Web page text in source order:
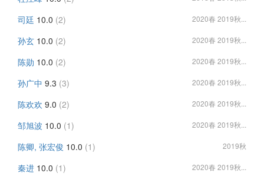
司廷 10.0 (2) 2020春 2019秋...
孙玄 10.0 (2) 2020春 2019秋...
陈勋 10.0 (2) 2020春 2019秋...
孙广中 9.3 (3) 2020春 2019秋...
陈欢欢 9.0 (2) 2020春 2019秋...
邹旭波 10.0 (1) 2020春 2019秋...
陈卿, 张宏俊 10.0 (1) 2019秋
秦进 10.0 (1) 2020春 2019秋...